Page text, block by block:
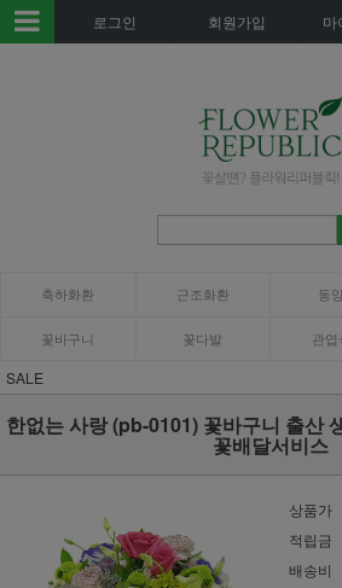
로그인 회원가입 마
축하화환 근조화환 동
꽃바구니 꽃다발 관엽
SALE
한없는 사랑 (pb-0101) 꽃바구니 출산
꽃배달서비스
상품가
적립금
배송비